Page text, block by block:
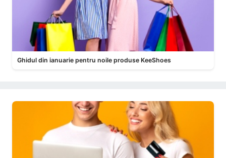
Ghidul din ianuarie pentru noile produse KeeShoes